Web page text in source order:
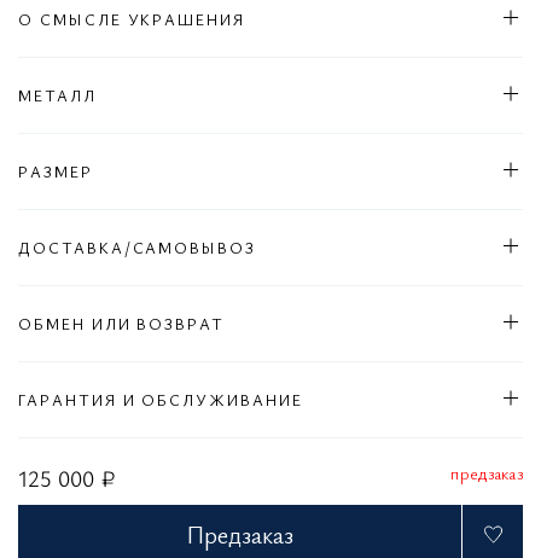
125 000 ₽ предзаказ
Предзаказ
О СМЫСЛЕ УКРАШЕНИЯ
МЕТАЛЛ
РАЗМЕР
ДОСТАВКА/САМОВЫВОЗ
ОБМЕН ИЛИ ВОЗВРАТ
ГАРАНТИЯ И ОБСЛУЖИВАНИЕ